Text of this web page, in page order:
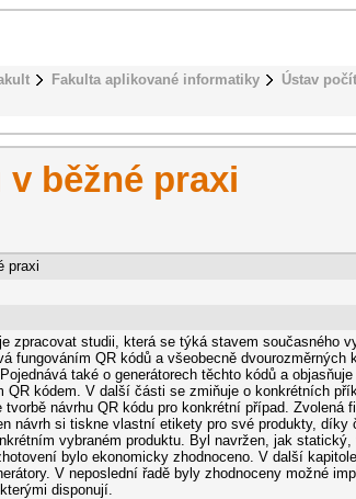
Fakulta aplikované informatiky Ústav
běžné praxi
praxi
zpracovat studii, která se týká stavem současného
fungováním QR kódů a všeobecně dvourozměrných
také o generátorech těchto kódů a
QR kódem. V další části se zmiňuje o konkrétních
návrhu QR kódu pro konkrétní případ. Zvolená
návrh si tiskne vlastní etikety pro své produkty, díky
vybraném produktu. Byl navržen, jak statický,
bylo ekonomicky zhodnoceno. V další
V neposlední řadě byly zhodnoceny možné
disponují.